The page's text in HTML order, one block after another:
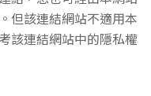
但該連結網站不適用本
該連結網站中的隱私權